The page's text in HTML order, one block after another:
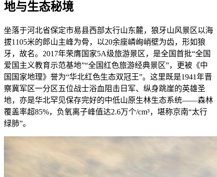
地与生态秘境
坐落于河北省保定市易县西部太行山东麓，狼牙山风景区以海
拔1105米的郎山主峰为骨，以20余座嶙峋峭壁为齿，形如狼
牙，故名。2017年荣膺国家5A级旅游景区，是全国首批“全国
爱国主义教育示范基地”“全国红色旅游经典景区”，更被《中
国国家地理》誉为“华北红色生态双冠王”。这里既是1941年晋
察冀军区一分区五位战士浴血阻击日军、纵身跳崖的英雄圣
地，亦是华北罕见保存完好的中低山原生林生态系统——森林
覆盖率超85%，负氧离子峰值达2.6万个/cm³，堪称京南“太行
绿肺”。